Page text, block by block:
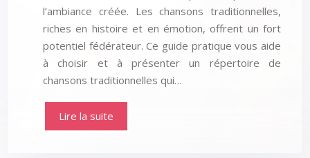
l’ambiance créée. Les chansons traditionnelles,
riches en histoire et en émotion, offrent un fort
potentiel fédérateur. Ce guide pratique vous aide
à choisir et à présenter un répertoire de
chansons traditionnelles qui…
Lire la suite